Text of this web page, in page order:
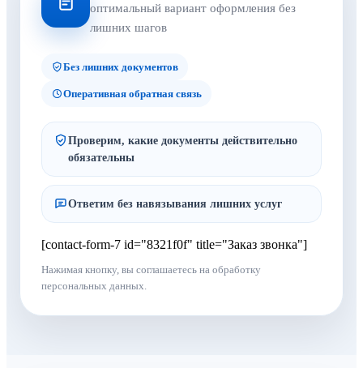
оптимальный вариант оформления без
лишних шагов
Без лишних документов
Оперативная обратная связь
Проверим, какие документы действительно
обязательны
Ответим без навязывания лишних услуг
[contact-form-7 id="8321f0f" title="Заказ звонка"]
Нажимая кнопку, вы соглашаетесь на обработку
персональных данных.